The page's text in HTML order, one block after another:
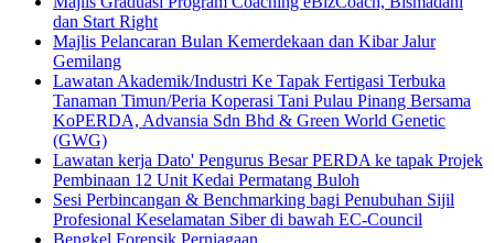
dan Start Right
Majlis Pelancaran Bulan Kemerdekaan dan Kibar Jalur
Gemilang
Lawatan Akademik/Industri Ke Tapak Fertigasi Terbuka
Tanaman Timun/Peria Koperasi Tani Pulau Pinang Bersama
KoPERDA, Advansia Sdn Bhd & Green World Genetic
(GWG)
Lawatan kerja Dato' Pengurus Besar PERDA ke tapak Projek
Pembinaan 12 Unit Kedai Permatang Buloh
Sesi Perbincangan & Benchmarking bagi Penubuhan Sijil
Profesional Keselamatan Siber di bawah EC-Council
Bengkel Forensik Perniagaan